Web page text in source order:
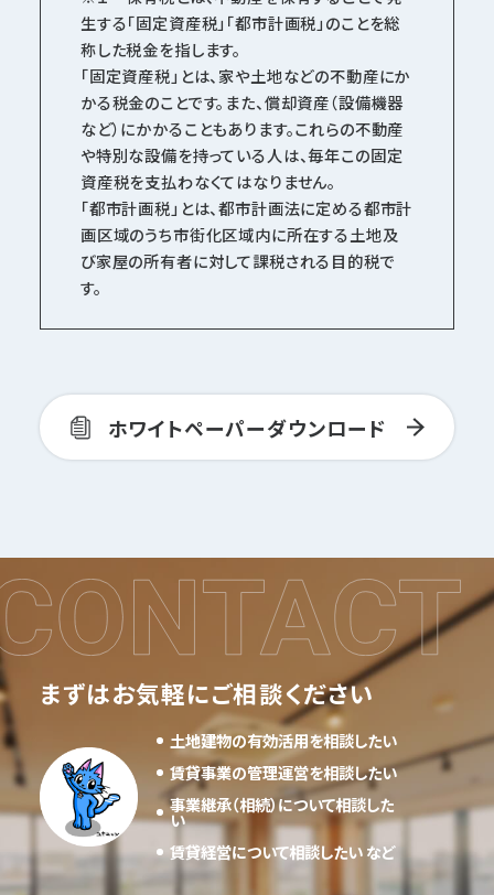
生する「固定資産税」「都市計画税」のことを総
称した税金を指します。
「固定資産税」とは、家や土地などの不動産にか
かる税金のことです。また、償却資産（設備機器
など）にかかることもあります。これらの不動産
や特別な設備を持っている人は、毎年この固定
資産税を支払わなくてはなりません。
「都市計画税」とは、都市計画法に定める都市計
画区域のうち市街化区域内に所在する土地及
び家屋の所有者に対して課税される目的税で
す。
ホワイトペーパーダウンロード
まずはお気軽にご相談ください
土地建物の有効活用を相談したい
賃貸事業の管理運営を相談したい
事業継承（相続）について相談した
い
賃貸経営について相談したい など